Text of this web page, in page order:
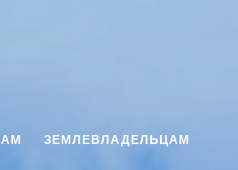
ЗЕМЛЕВЛАДЕЛЬЦАМ